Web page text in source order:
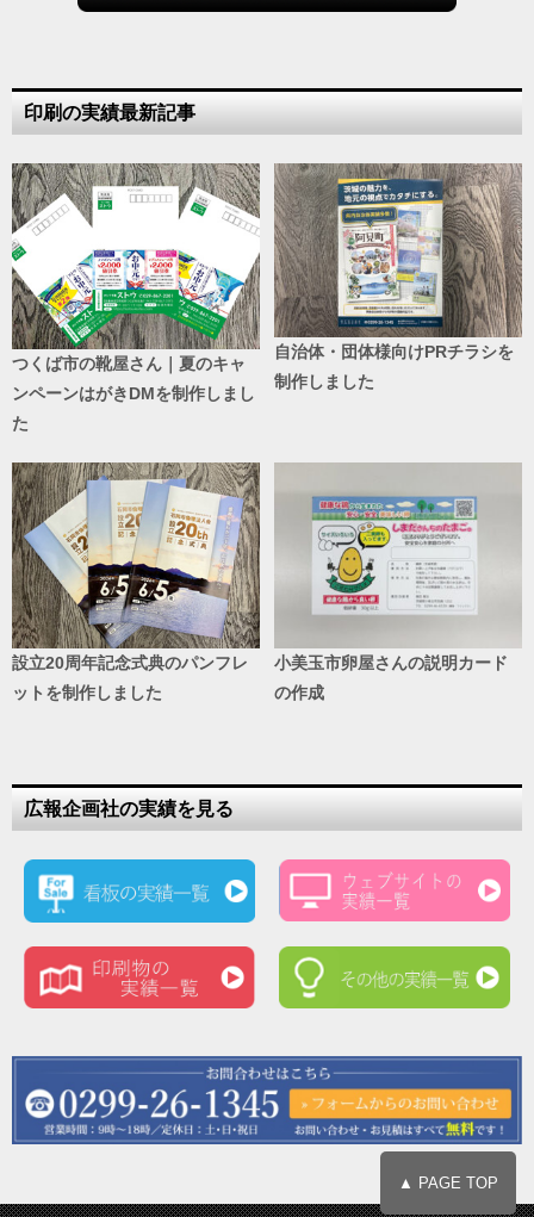
印刷の実績最新記事
つくば市の靴屋さん｜夏のキャ
ンペーンはがきDMを制作しまし
た
自治体・団体様向けPRチラシを
制作しました
設立20周年記念式典のパンフレ
ットを制作しました
小美玉市卵屋さんの説明カード
の作成
広報企画社の実績を見る
▲ PAGE TOP